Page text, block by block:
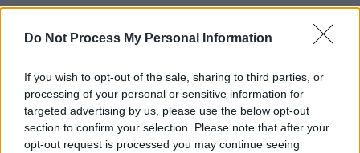
Do Not Process My Personal Information
If you wish to opt-out of the sale, sharing to third parties, or
processing of your personal or sensitive information for
targeted advertising by us, please use the below opt-out
section to confirm your selection. Please note that after your
opt-out request is processed you may continue seeing
ΔΙΑΒΑΣΤΕ ΕΠΙΣΗΣ
Νέα Αριστερά: Να τεθεί άμεσα σε
διαθεσιμότητα ο αστυνομικός που
χαιρέτησε ναζιστικά στο Χαλάνδρι